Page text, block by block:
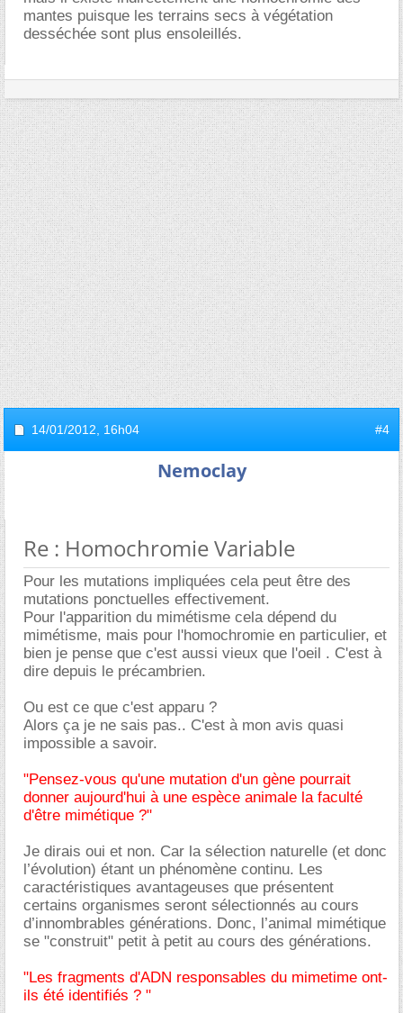
mantes puisque les terrains secs à végétation
desséchée sont plus ensoleillés.
14/01/2012, 16h04 #4
Nemoclay
Re : Homochromie Variable
Pour les mutations impliquées cela peut être des
mutations ponctuelles effectivement.
Pour l'apparition du mimétisme cela dépend du
mimétisme, mais pour l'homochromie en particulier, et
bien je pense que c'est aussi vieux que l'oeil . C'est à
dire depuis le précambrien.
Ou est ce que c'est apparu ?
Alors ça je ne sais pas.. C'est à mon avis quasi
impossible a savoir.
"Pensez-vous qu'une mutation d'un gène pourrait
donner aujourd'hui à une espèce animale la faculté
d'être mimétique ?"
Je dirais oui et non. Car la sélection naturelle (et donc
l’évolution) étant un phénomène continu. Les
caractéristiques avantageuses que présentent
certains organismes seront sélectionnés au cours
d’innombrables générations. Donc, l’animal mimétique
se "construit" petit à petit au cours des générations.
"Les fragments d'ADN responsables du mimetime ont-
ils été identifiés ? "